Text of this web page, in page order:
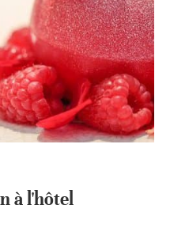
à l'hôtel